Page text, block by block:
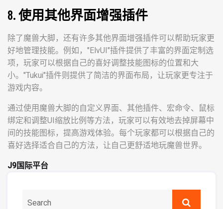
8. 使用其他界面增强插件
除了魔兽大脚，还有许多其他界面增强插件可以帮助玩家更
好地管理技能。例如，"ElvUI"插件提供了丰富的界面定制选
项，玩家可以根据自己的喜好调整技能图标的位置和大
小。"Tukui"插件则提供了简洁的界面布局，让玩家更专注于
游戏内容。
通过使用魔兽大脚的自定义界面、其他插件、宏命令、鼠标
绑定和调整UI缩放比例等方法，玩家可以有效地去掉屏幕中
间的技能图标，提高游戏体验。每个玩家都可以根据自己的
喜好选择适合自己的方法，让自己更舒适地玩魔兽世界。
J9国际平台